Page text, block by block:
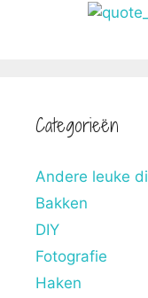
Categorieën
Andere leuke
Bakken
DIY
Fotografie
Haken